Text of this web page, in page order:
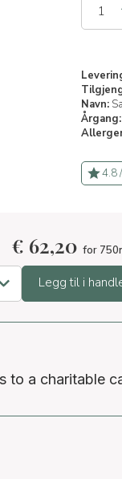
Navn:
Årgang:
4.8
€ 62,20 for
Legg til i
to a charitable